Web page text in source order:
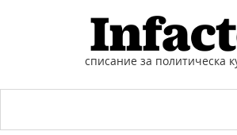
списание за политическа